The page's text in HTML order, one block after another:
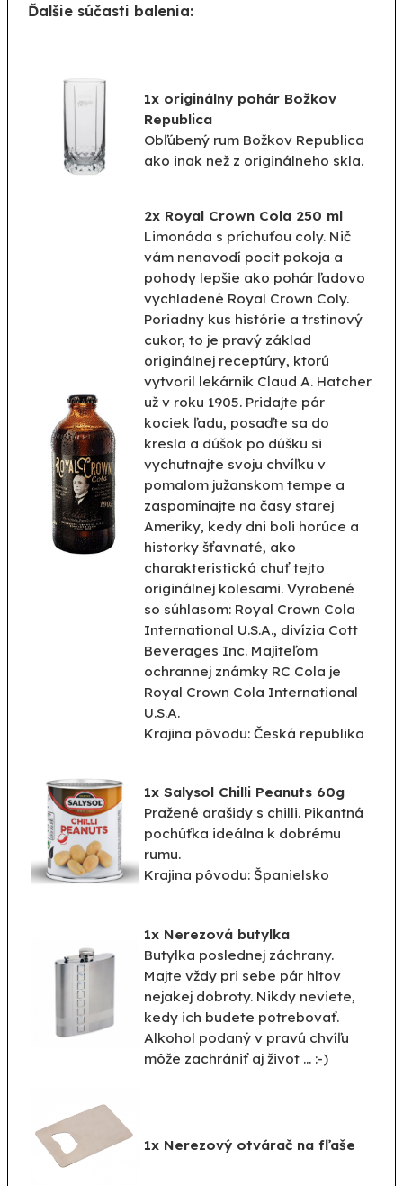
Ďalšie súčasti balenia:
1x originálny pohárBožkov
Republica
Obľúbený rum Božkov Republica
ako inak než z originálneho skla.
2x Royal Crown Cola 250 ml
Limonáda s príchuťou coly. Nič
vám nenavodí pocit pokoja a
pohody lepšie ako pohár ľadovo
vychladené Royal Crown Coly.
Poriadny kus histórie a trstinový
cukor, to je pravý základ
originálnej receptúry, ktorú
vytvoril lekárnik Claud A. Hatcher
už v roku 1905. Pridajte pár
kociek ľadu, posaďte sa do
kresla a dúšok po dúšku si
vychutnajte svoju chvíľku v
pomalom južanskom tempe a
zaspomínajte na časy starej
Ameriky, kedy dni boli horúce a
historky šťavnaté, ako
charakteristická chuť tejto
originálnej kolesami. Vyrobené
so súhlasom: Royal Crown Cola
International U.S.A., divízia Cott
Beverages Inc. Majiteľom
ochrannej známky RC Cola je
Royal Crown Cola International
U.S.A.
Krajina pôvodu: Česká republika
1x Salysol Chilli Peanuts 60g
Pražené arašidy s chilli. Pikantná
pochúťka ideálna k dobrému
rumu.
Krajina pôvodu: Španielsko
1x Nerezová butylka
Butylka poslednej záchrany.
Majte vždy pri sebe pár hltov
nejakej dobroty. Nikdy neviete,
kedy ich budete potrebovať.
Alkohol podaný v pravú chvíľu
môže zachrániť aj život ... :-)
1x Nerezový otvárač na fľaše